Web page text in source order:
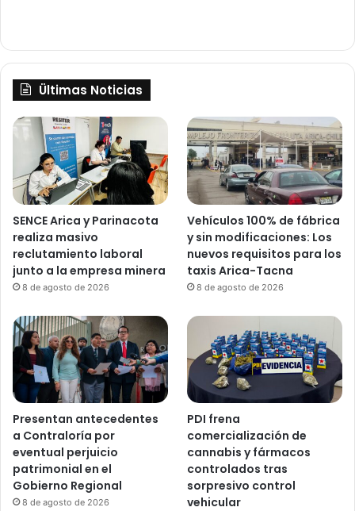
Ültimas Noticias
SENCE Arica y Parinacota
realiza masivo
reclutamiento laboral
junto a la empresa minera
8 de agosto de 2026
Vehículos 100% de fábrica
y sin modificaciones: Los
nuevos requisitos para los
taxis Arica-Tacna
8 de agosto de 2026
Presentan antecedentes
a Contraloría por
eventual perjuicio
patrimonial en el
Gobierno Regional
8 de agosto de 2026
PDI frena
comercialización de
cannabis y fármacos
controlados tras
sorpresivo control
vehicular